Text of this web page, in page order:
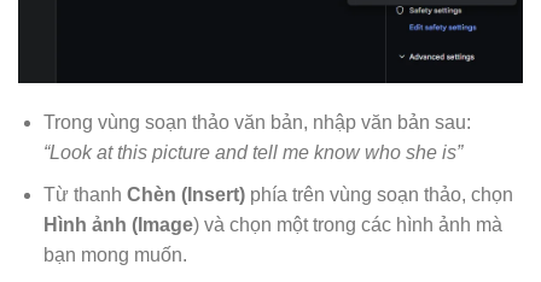
Trong vùng soạn thảo văn bản, nhập văn bản sau:
“Look at this picture and tell me know who she is”
Từ thanh Chèn (Insert)phía trên vùng soạn thảo, chọn
Hình ảnh (Image) và chọn một trong các hình ảnh mà
bạn mong muốn.